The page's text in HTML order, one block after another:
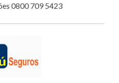
0800 709 5423